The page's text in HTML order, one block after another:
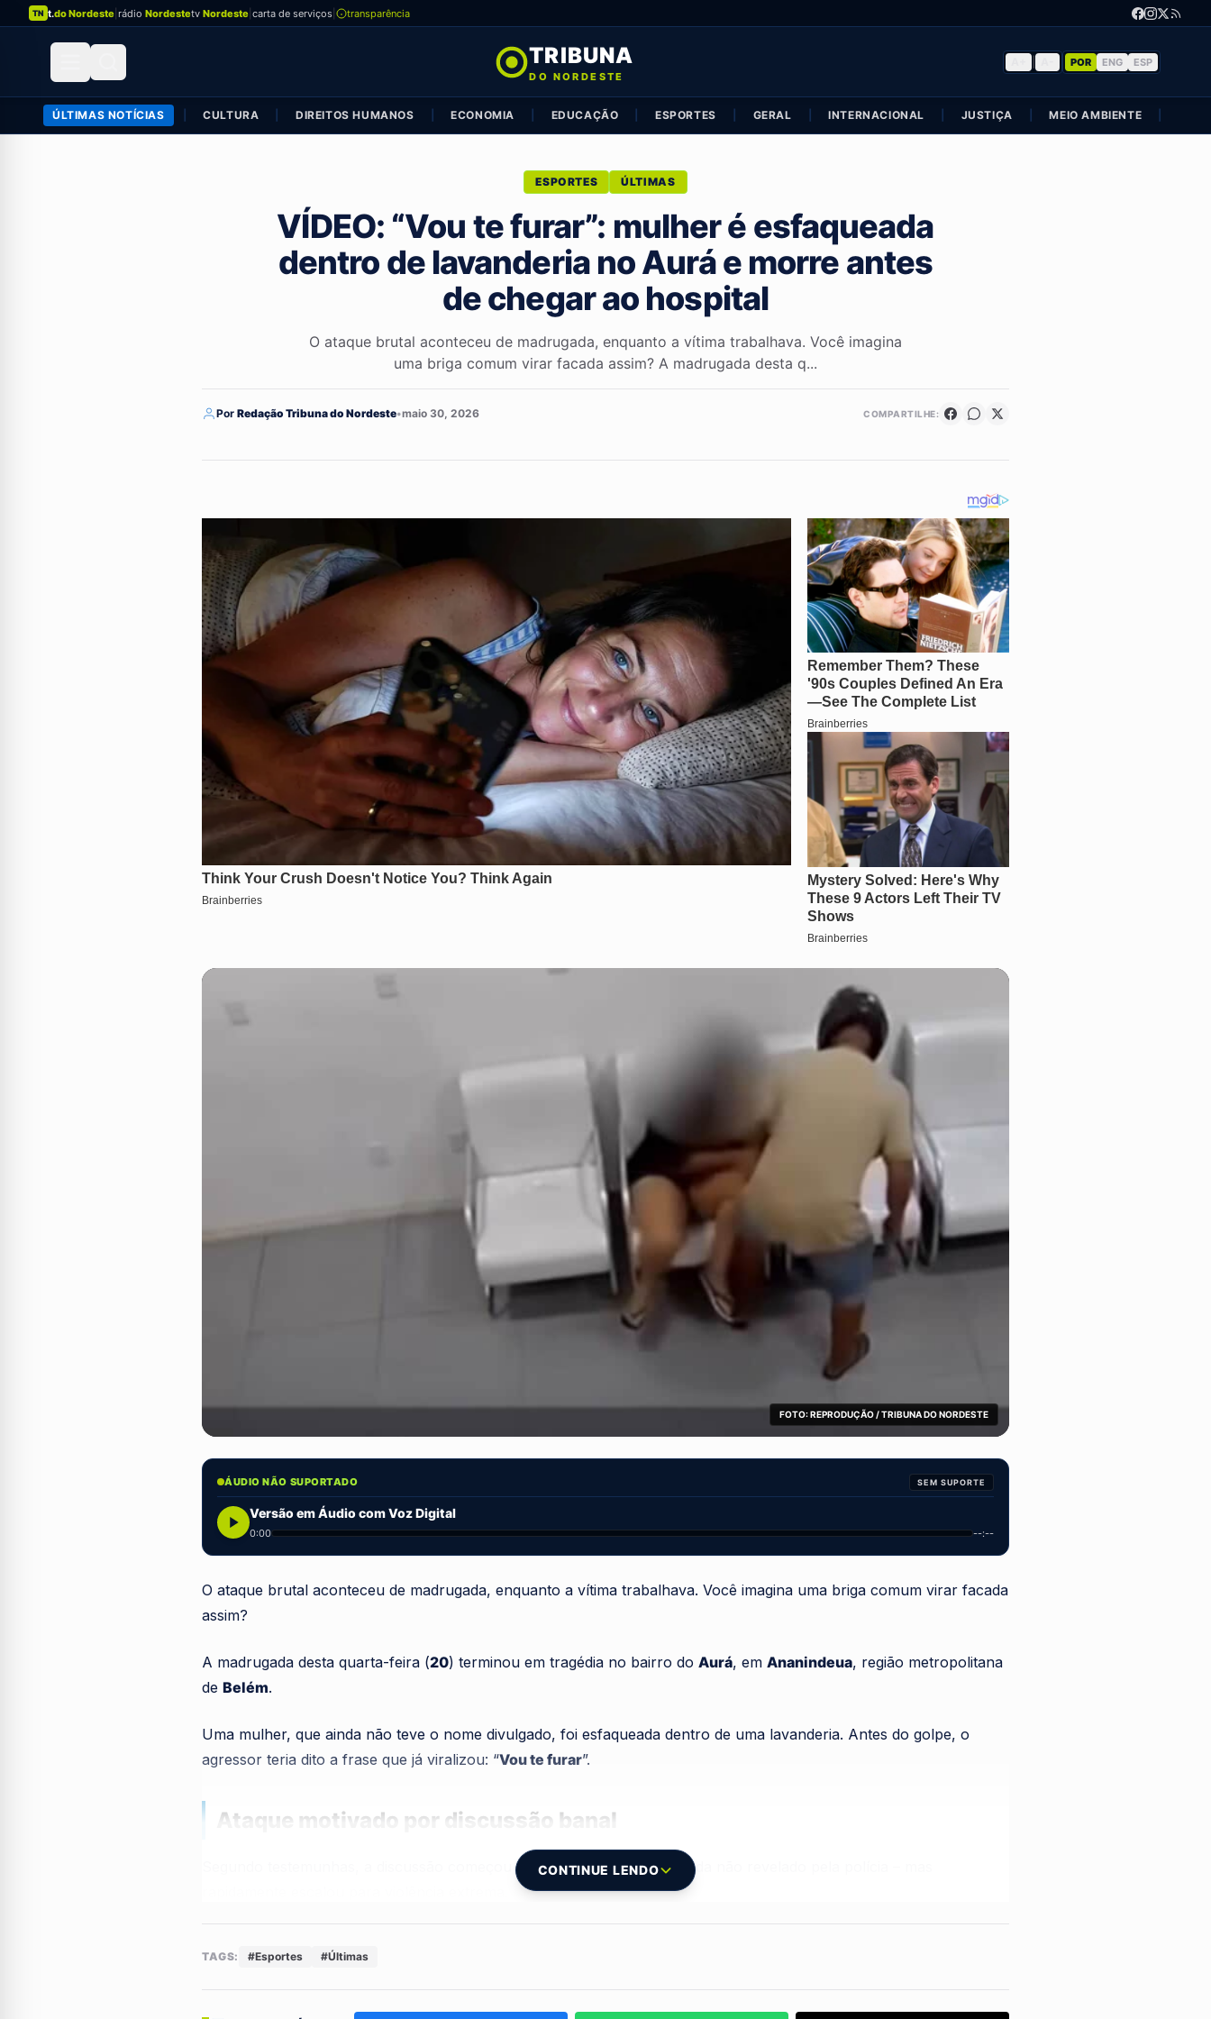
TN t.do Nordeste rádio Nordestetv Nordeste carta de serviços transparência
TRIBUNA
DO NORDESTE
POR ENG ESP
ÚLTIMAS NOTÍCIAS CULTURA DIREITOS HUMANOS ECONOMIA EDUCAÇÃO ESPORTES GERAL INTERNACIONAL JUSTIÇA MEIO AMBIENTE
ESPORTES ÚLTIMAS
VÍDEO: “Vou te furar”: mulher é esfaqueada
dentro de lavanderia no Aurá e morre antes
de chegar ao hospital
O ataque brutal aconteceu de madrugada, enquanto a vítima trabalhava. Você imagina
uma briga comum virar facada assim? A madrugada desta q...
Por Redação Tribuna do Nordeste•maio 30, 2026 COMPARTILHE:
FOTO: REPRODUÇÃO / TRIBUNA DO NORDESTE
ÁUDIO NÃO SUPORTADO SEM SUPORTE
Versão em Áudio com Voz Digital
0:00 --:--
O ataque brutal aconteceu de madrugada, enquanto a vítima trabalhava. Você imagina uma briga comum virar facada
assim?
A madrugada desta quarta-feira (20) terminou em tragédia no bairro do Aurá, em Ananindeua, região metropolitana
de Belém.
Uma mulher, que ainda não teve o nome divulgado, foi esfaqueada dentro de uma lavanderia. Antes do golpe, o
agressor teria dito a frase que já viralizou: “Vou te furar”.
Ataque motivado por discussão banal
Segundo testemunhas, a discussão começou por um motivo banal – ainda não revelado pela polícia – mas
logo após o ataque.
CONTINUE LENDO
TAGS: #Esportes #Últimas